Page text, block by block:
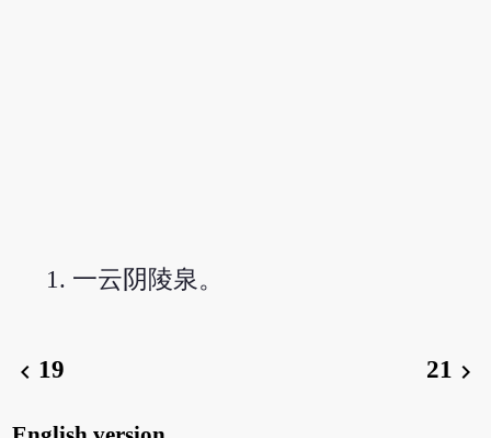
一云阴陵泉。
chevron_left 19 21 chevron_right